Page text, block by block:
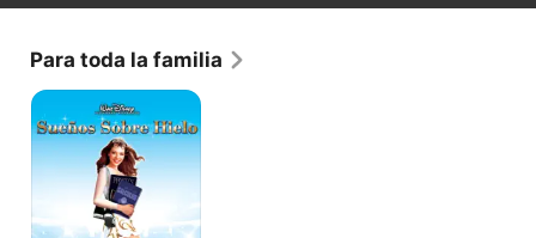
Para toda la familia
Sueños
sobre
hielo